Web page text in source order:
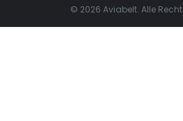
© 2026 Aviabelt. Alle